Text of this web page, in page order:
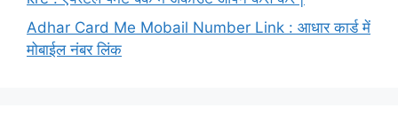
Adhar Card Me Mobail Number Link : आधार कार्ड में
मोबाईल नंबर लिंक